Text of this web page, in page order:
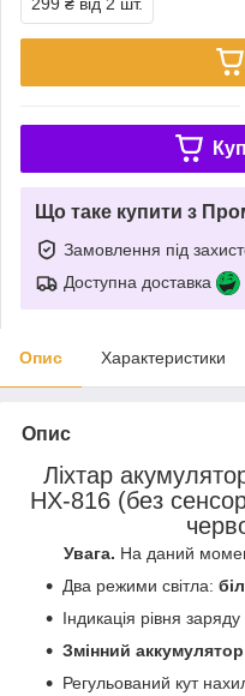
Що таке купити з
Замовлення під
Доступна доставка
Опис Характеристики
Опис
Ліхтар
HX-816 (без
Увага. На даний
Два режими світла:
Індикація рівня
Змінний
Регульований кут